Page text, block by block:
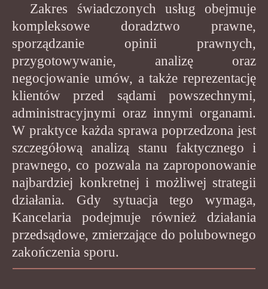
Zakres świadczonych usług obejmuje
kompleksowe doradztwo prawne,
sporządzanie opinii prawnych,
przygotowywanie, analizę oraz
negocjowanie umów, a także reprezentację
klientów przed sądami powszechnymi,
administracyjnymi oraz innymi organami.
W praktyce każda sprawa poprzedzona jest
szczegółową analizą stanu faktycznego i
prawnego, co pozwala na zaproponowanie
najbardziej konkretnej i możliwej strategii
działania. Gdy sytuacja tego wymaga,
Kancelaria podejmuje również działania
przedsądowe, zmierzające do polubownego
zakończenia sporu.